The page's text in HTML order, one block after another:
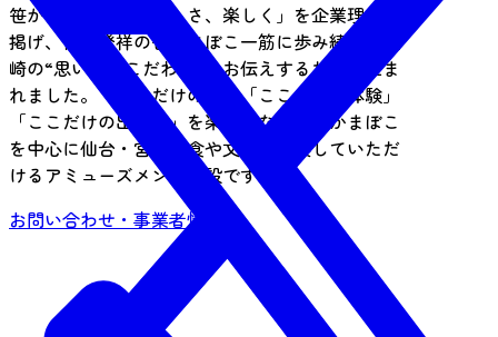
笹かま館は、「おいしさ、楽しく」を企業理念に
掲げ、仙台発祥の笹かまぼこ一筋に歩み続ける鐘
崎の“思い”や“こだわり”をお伝えするために生ま
れました。「ここだけの味」「ここだけの体験」
「ここだけの出会い」を楽しみながら、かまぼこ
を中心に仙台・宮城の食や文化を満喫していただ
けるアミューズメント施設です。
お問い合わせ・事業者情報